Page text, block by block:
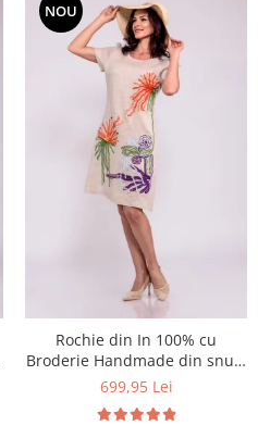
NOU
Rochie din In 100% cu
Broderie Handmade din snur-
arta florala in culori vibrante
699,95 Lei